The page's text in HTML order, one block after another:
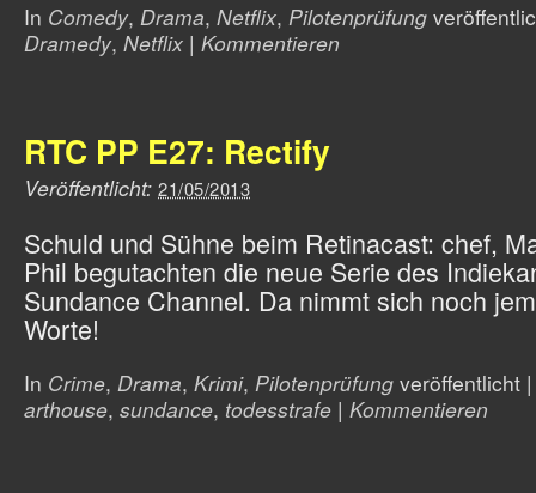
In Comedy, Drama, Netflix, Pilotenprüfung
Dramedy, Netflix | Kommentieren
RTC PP E27: Rectify
Veröffentlicht: 21/05/2013
Schuld und Sühne beim Retinacast: chef,
Phil begutachten die neue Serie des
Sundance Channel. Da nimmt sich noch
Worte!
In Crime, Drama, Krimi, Pilotenprüfung veröffentlicht |
arthouse, sundance, todesstrafe | Kommentieren